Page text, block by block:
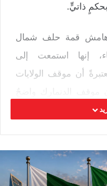
بحكمٍ ذاتيٍّ.
هامش قمة حلف شمال
إنها استمعت إلى
أن موقف الولايات
للبيع».وكان ترامب قد
في بداية العام.